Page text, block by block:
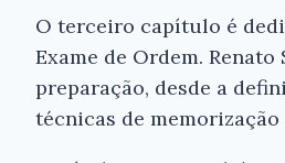
O terceiro capítulo é
Exame de Ordem.
preparação, desde a
técnicas de